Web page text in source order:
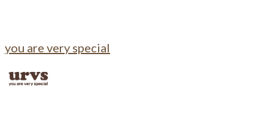
you are very special